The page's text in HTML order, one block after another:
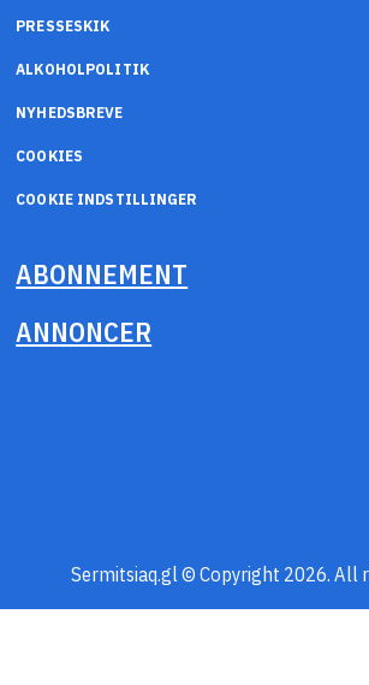
PRESSESKIK
ALKOHOLPOLITIK
NYHEDSBREVE
COOKIES
COOKIE INDSTILLINGER
ABONNEMENT
ANNONCER
Sermitsiaq.gl © Copyright 2026. All